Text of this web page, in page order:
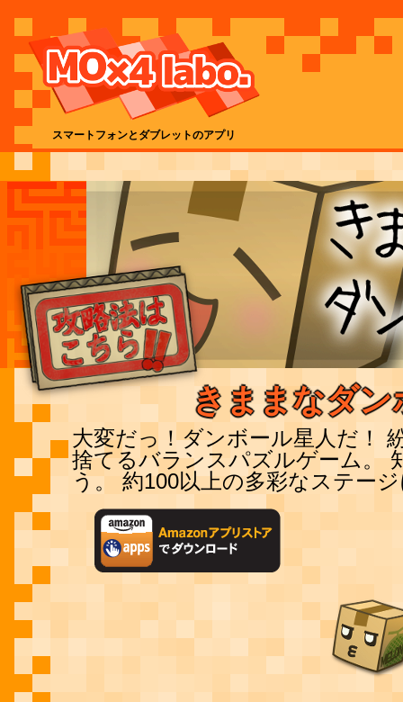
スマートフォンとダブレットのアプリ
きままなダン
大変だっ！ダンボール星人だ！
捨てるバランスパズルゲーム。
う。 約100以上の多彩なステー